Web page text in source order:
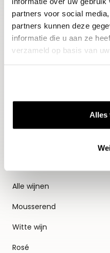
partners voor social
partners kunnen deze
informatie die u aan ze
verzameld op basis van
Alles
E-mailadres
Alle wijnen
Mousserend
Witte wijn
Rosé